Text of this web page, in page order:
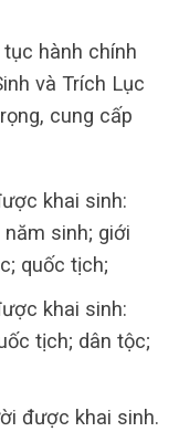
hành chính
và Trích Lục
cung cấp
khai sinh:
năm sinh; giới
quốc tịch;
khai sinh:
tịch; dân tộc;
được khai sinh.